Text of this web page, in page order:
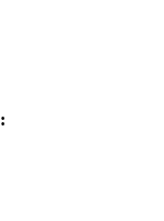
: